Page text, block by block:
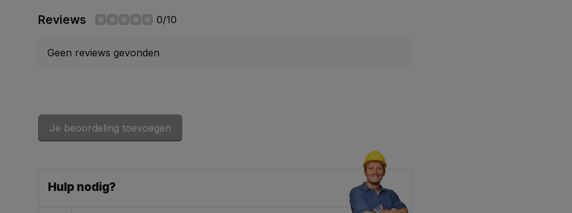
Reviews 0/10
Geen reviews gevonden
Je beoordeling toevoegen
Hulp nodig?